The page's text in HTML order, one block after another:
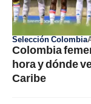
Selección Colombia
Colombia
hora y dónde
Caribe